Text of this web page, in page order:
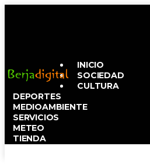
INICIO
SOCIEDAD
CULTURA
DEPORTES
MEDIOAMBIENTE
SERVICIOS
METEO
TIENDA